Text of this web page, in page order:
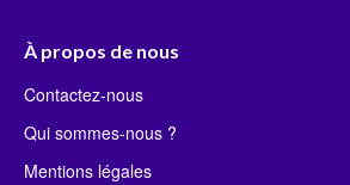
À propos de nous
Contactez-nous
Qui sommes-nous ?
Mentions légales